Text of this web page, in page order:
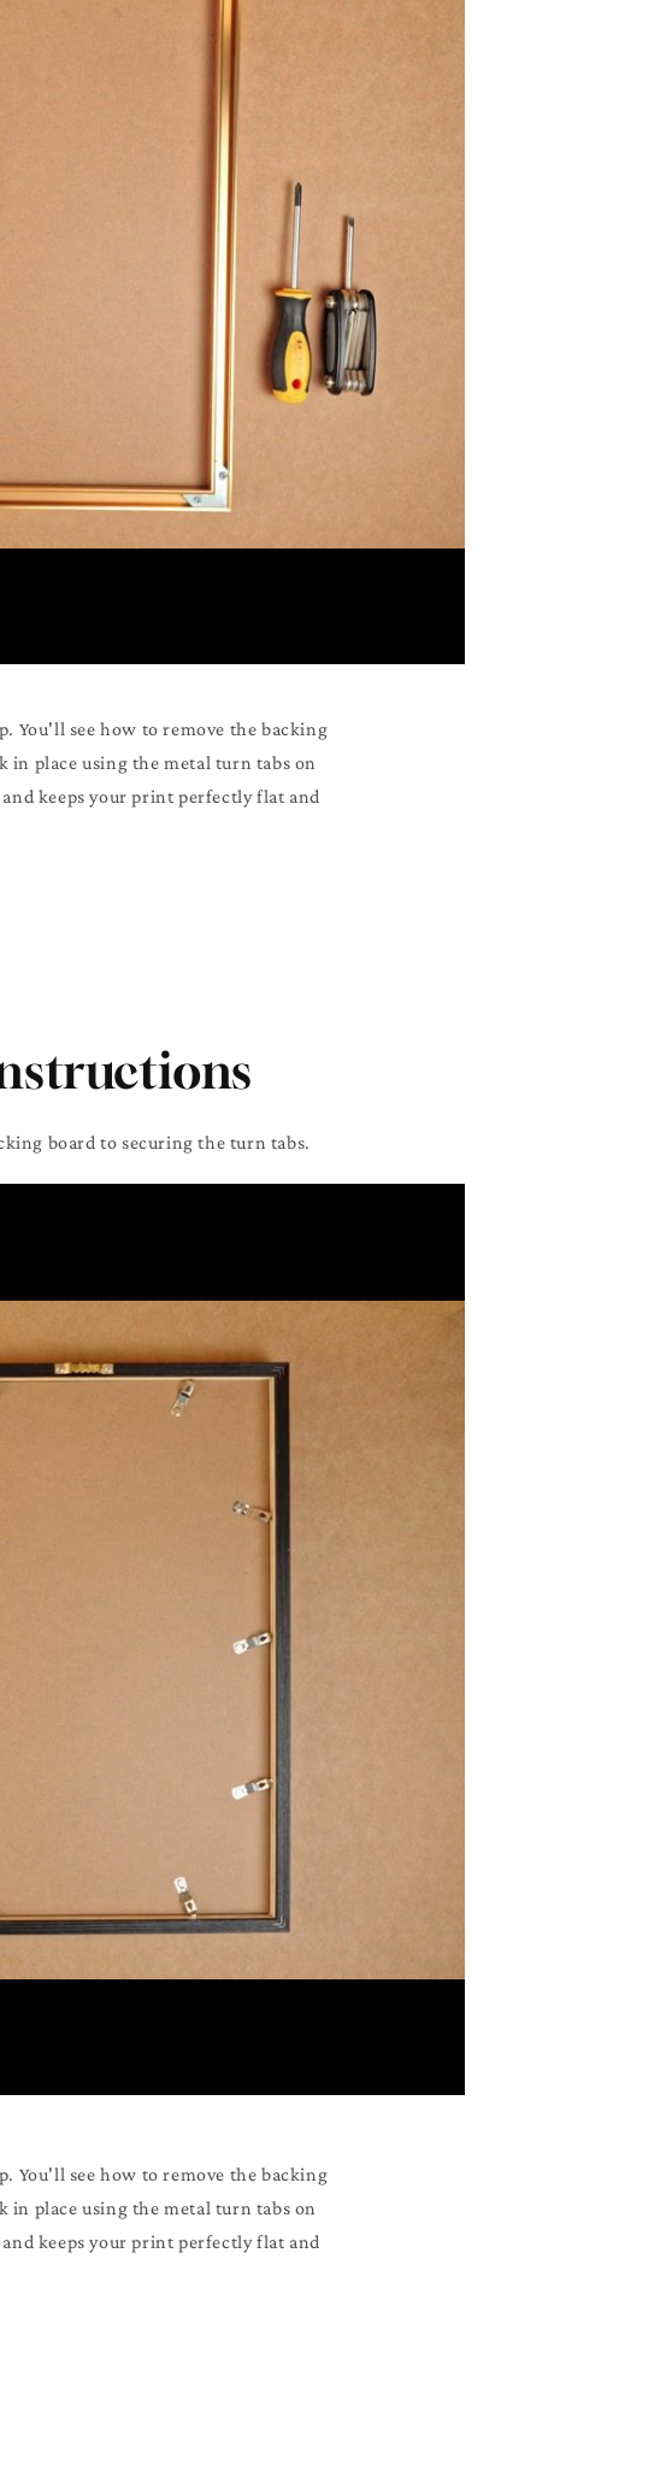
You'll see how to remove the backing
in place using the metal turn tabs on
keeps your print perfectly flat and
board to securing the turn tabs.
You'll see how to remove the backing
in place using the metal turn tabs on
keeps your print perfectly flat and